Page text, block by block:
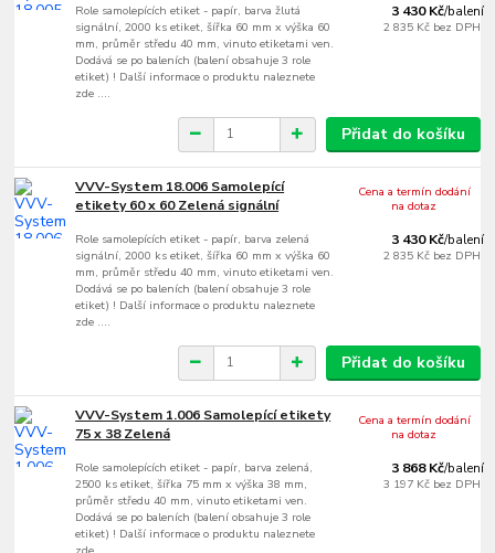
Role samolepících etiket - papír, barva žlutá
signální, 2000 ks etiket, šířka 60 mm x výška 60
mm, průměr středu 40 mm, vinuto etiketami ven.
Dodává se po baleních (balení obsahuje 3 role
etiket) ! Další informace o produktu naleznete
zde ....
3 430 Kč/balení
2 835 Kč bez DPH
Přidat do košíku
VVV-System 18.006 Samolepící
etikety 60 x 60 Zelená signální
Role samolepících etiket - papír, barva zelená
signální, 2000 ks etiket, šířka 60 mm x výška 60
mm, průměr středu 40 mm, vinuto etiketami ven.
Dodává se po baleních (balení obsahuje 3 role
etiket) ! Další informace o produktu naleznete
zde ....
3 430 Kč/balení
2 835 Kč bez DPH
Cena a termín dodání
na dotaz
Přidat do košíku
VVV-System 1.006 Samolepící etikety
75 x 38 Zelená
Role samolepících etiket - papír, barva zelená,
2500 ks etiket, šířka 75 mm x výška 38 mm,
průměr středu 40 mm, vinuto etiketami ven.
Dodává se po baleních (balení obsahuje 3 role
etiket) ! Další informace o produktu naleznete
3 868 Kč/balení
3 197 Kč bez DPH
Cena a termín dodání
na dotaz